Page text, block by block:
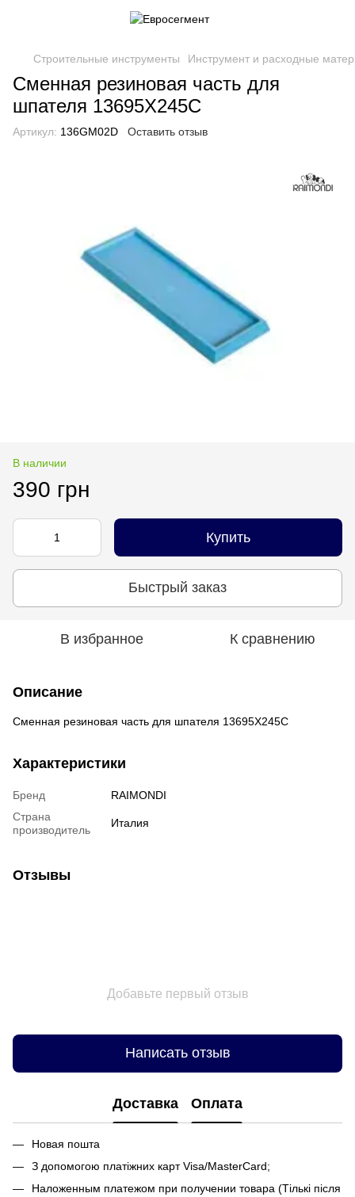
Строительные инструменты Инструмент и расходные
Сменная резиновая часть для
шпателя 13695X245C
Артикул: 136GM02D Оставить отзыв
В наличии
390 грн
Купить
Быстрый заказ
В избранное К сравнению
Описание
Сменная резиновая часть для шпателя 13695X245C
Характеристики
Бренд
RAIMONDI
Страна
производитель
Италия
Отзывы
Добавьте первый отзыв
Написать отзыв
Доставка Оплата
Новая пошта
З допомогою платіжних карт Visa/MasterCard;
Наложенным платежом при получении товара (Тількі після